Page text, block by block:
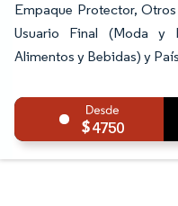
Empaque Protector,
Usuario Final (Moda y
Alimentos y Bebidas) y
4750